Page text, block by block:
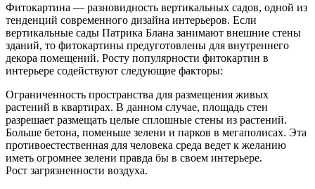
Фитокартина — разновидность вертикальных садов, одной из
тенденций современного дизайна интерьеров. Если
вертикальные сады Патрика Блана занимают внешние стены
зданий, то фитокартины предуготовлены для внутреннего
декора помещений. Росту популярности фитокартин в
интерьере содействуют следующие факторы:
Ограниченность пространства для размещения живых
растений в квартирах. В данном случае, площадь стен
разрешает размещать целые сплошные стены из растений.
Больше бетона, поменьше зелени и парков в мегаполисах. Эта
противоестественная для человека среда ведет к желанию
иметь огромнее зелени правда бы в своем интерьере.
Рост загрязненности воздуха.